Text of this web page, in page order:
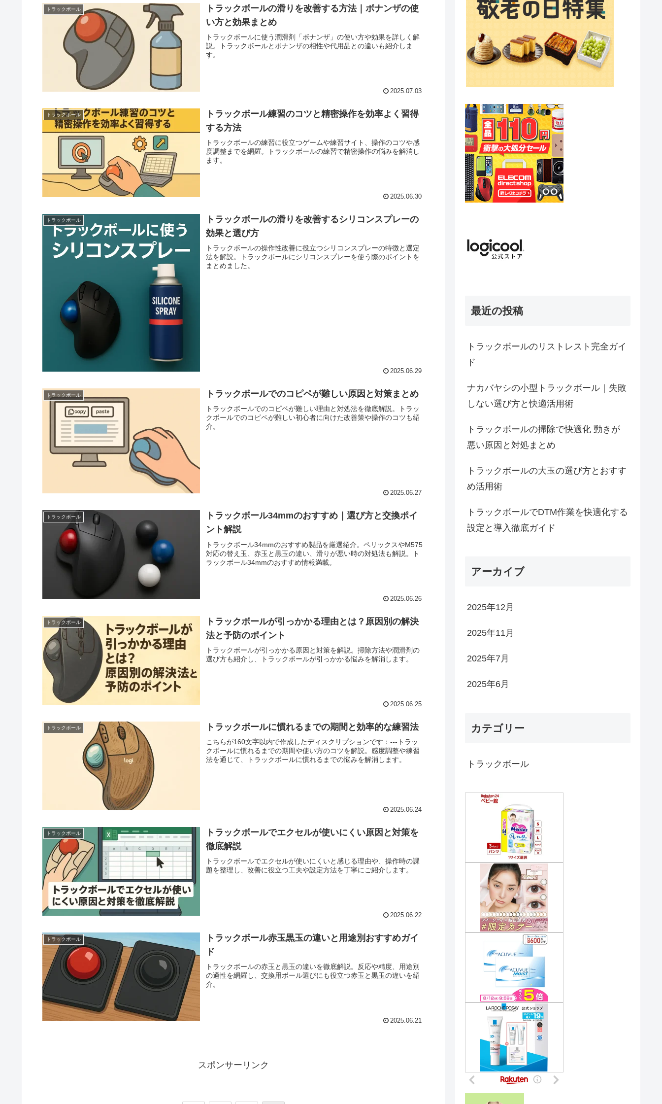
トラックボール
トラックボールの滑りを改善する方法｜ボナンザの使
い方と効果まとめ
トラックボールに使う潤滑剤「ボナンザ」の使い方や効果を詳しく解
説。トラックボールとボナンザの相性や代用品との違いも紹介しま
す。
2025.07.03
トラックボール
トラックボール練習のコツと精密操作を効率よく習得
する方法
トラックボールの練習に役立つゲームや練習サイト、操作のコツや感
度調整までを網羅。トラックボールの練習で精密操作の悩みを解消し
ます。
2025.06.30
トラックボール
トラックボールの滑りを改善するシリコンスプレーの
効果と選び方
トラックボールの操作性改善に役立つシリコンスプレーの特徴と選定
法を解説。トラックボールにシリコンスプレーを使う際のポイントを
まとめました。
2025.06.29
トラックボール トラックボールでのコピペが難しい原因と対策まとめ
トラックボールでのコピペが難しい理由と対処法を徹底解説。トラッ
クボールでのコピペが難しい初心者に向けた改善策や操作のコツも紹
介。
2025.06.27
トラックボール
トラックボール34mmのおすすめ｜選び方と交換ポイ
ント解説
トラックボール34mmのおすすめ製品を厳選紹介。ペリックスやM575
対応の替え玉、赤玉と黒玉の違い、滑りが悪い時の対処法も解説。ト
ラックボール34mmのおすすめ情報満載。
2025.06.26
トラックボール
トラックボールが引っかかる理由とは？原因別の解決
法と予防のポイント
トラックボールが引っかかる原因と対策を解説。掃除方法や潤滑剤の
選び方も紹介し、トラックボールが引っかかる悩みを解消します。
2025.06.25
トラックボール トラックボールに慣れるまでの期間と効率的な練習法
こちらが160文字以内で作成したディスクリプションです：---トラッ
クボールに慣れるまでの期間や使い方のコツを解説。感度調整や練習
法を通じて、トラックボールに慣れるまでの悩みを解消します。
2025.06.24
トラックボール
トラックボールでエクセルが使いにくい原因と対策を
徹底解説
トラックボールでエクセルが使いにくいと感じる理由や、操作時の課
題を整理し、改善に役立つ工夫や設定方法を丁寧にご紹介します。
2025.06.22
トラックボール
トラックボール赤玉黒玉の違いと用途別おすすめガイ
ド
トラックボールの赤玉と黒玉の違いを徹底解説。反応や精度、用途別
の適性を網羅し、交換用ボール選びにも役立つ赤玉と黒玉の違いを紹
介。
2025.06.21
スポンサーリンク
最近の投稿
トラックボールのリストレスト完全ガイ
ド
ナカバヤシの小型トラックボール｜失敗
しない選び方と快適活用術
トラックボールの掃除で快適化 動きが
悪い原因と対処まとめ
トラックボールの大玉の選び方とおすす
め活用術
トラックボールでDTM作業を快適化する
設定と導入徹底ガイド
アーカイブ
2025年12月
2025年11月
2025年7月
2025年6月
カテゴリー
トラックボール